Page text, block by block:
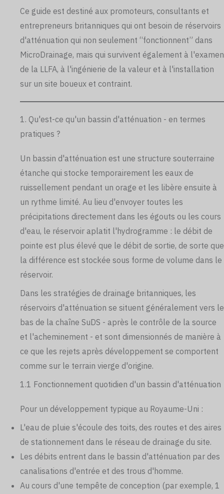
Ce guide est destiné aux promoteurs, consultants et
entrepreneurs britanniques qui ont besoin de réservoirs
d'atténuation qui non seulement “fonctionnent” dans
MicroDrainage, mais qui survivent également à l'examen
de la LLFA, à l'ingénierie de la valeur et à l'installation
sur un site boueux et contraint.
1. Qu'est-ce qu'un bassin d'atténuation - en termes
pratiques ?
Un bassin d'atténuation est une structure souterraine
étanche qui stocke temporairement les eaux de
ruissellement pendant un orage et les libère ensuite à
un rythme limité. Au lieu d'envoyer toutes les
précipitations directement dans les égouts ou les cours
d'eau, le réservoir aplatit l'hydrogramme : le débit de
pointe est plus élevé que le débit de sortie, de sorte que
la différence est stockée sous forme de volume dans le
réservoir.
Dans les stratégies de drainage britanniques, les
réservoirs d'atténuation se situent généralement vers le
bas de la chaîne SuDS - après le contrôle de la source
et l'acheminement - et sont dimensionnés de manière à
ce que les rejets après développement se comportent
comme sur le terrain vierge d'origine.
1.1 Fonctionnement quotidien d'un bassin d'atténuation
Pour un développement typique au Royaume-Uni :
L'eau de pluie s'écoule des toits, des routes et des aires
de stationnement dans le réseau de drainage du site.
Les débits entrent dans le bassin d'atténuation par des
canalisations d'entrée et des trous d'homme.
Au cours d'une tempête de conception (par exemple, 1